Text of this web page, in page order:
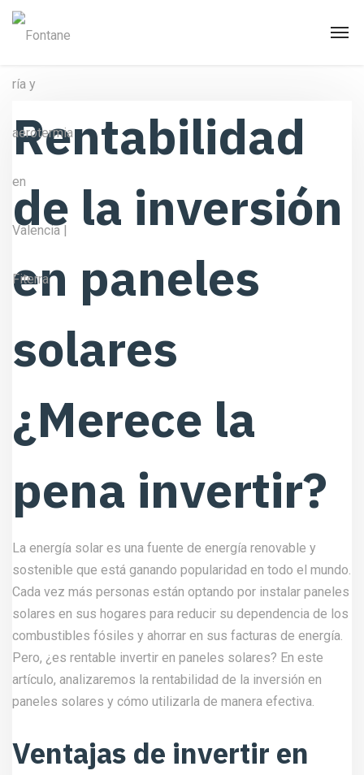
Rentabilidad
de la inversión
en paneles
solares
¿Merece la
pena invertir?
La energía solar es una fuente de energía renovable y
sostenible que está ganando popularidad en todo el mundo.
Cada vez más personas están optando por instalar paneles
solares en sus hogares para reducir su dependencia de los
combustibles fósiles y ahorrar en sus facturas de energía.
Pero, ¿es rentable invertir en paneles solares? En este
artículo, analizaremos la rentabilidad de la inversión en
paneles solares y cómo utilizarla de manera efectiva.
Ventajas de invertir en